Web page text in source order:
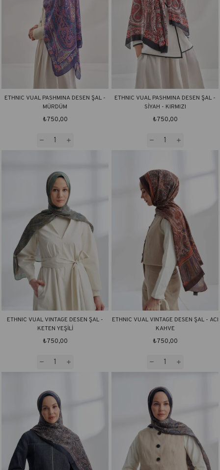
ETHNIC VUAL PASHMINA DESEN ŞAL -
MÜRDÜM
₺750,00
ETHNIC VUAL PASHMINA DESEN ŞAL -
SİYAH - KIRMIZI
₺750,00
ETHNIC VUAL VINTAGE DESEN ŞAL -
KETEN YEŞİLİ
₺750,00
ETHNIC VUAL VINTAGE DESEN ŞAL - ACI
KAHVE
₺750,00